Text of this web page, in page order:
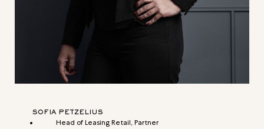
SOFIA PETZELIUS
Head of Leasing Retail, Partner